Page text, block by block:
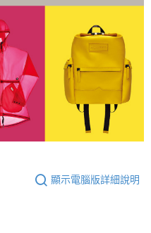
顯示電腦版詳細說明